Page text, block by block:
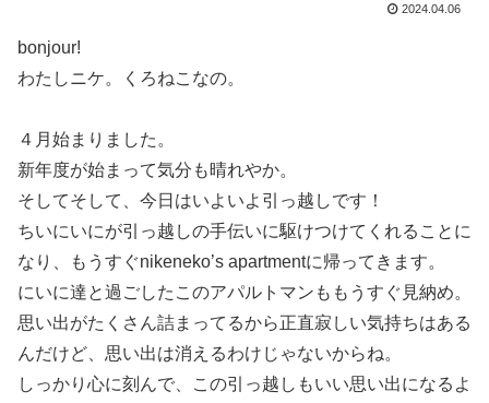
2024.04.06
bonjour!
わたしニケ。くろねこなの。
４月始まりました。
新年度が始まって気分も晴れやか。
そしてそして、今日はいよいよ引っ越しです！
ちいにいにが引っ越しの手伝いに駆けつけてくれることに
なり、もうすぐnikeneko’s apartmentに帰ってきます。
にいに達と過ごしたこのアパルトマンももうすぐ見納め。
思い出がたくさん詰まってるから正直寂しい気持ちはある
んだけど、思い出は消えるわけじゃないからね。
しっかり心に刻んで、この引っ越しもいい思い出になるよ